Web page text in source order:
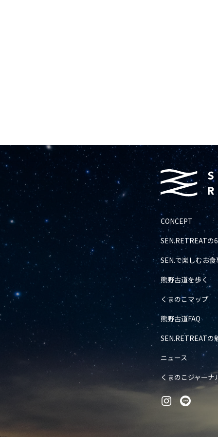
CONCEPT
SEN.RETREATの
SEN.で楽しむお食
熊野古道を歩く
くまのこマップ
熊野古道FAQ
SEN.RETREATの
ニュース
くまのこジャーナ